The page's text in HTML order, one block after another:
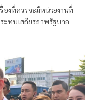
รื่องที่ควรจะมีหน่วยงานที่
ะทบเสถียรภาพรัฐบาล